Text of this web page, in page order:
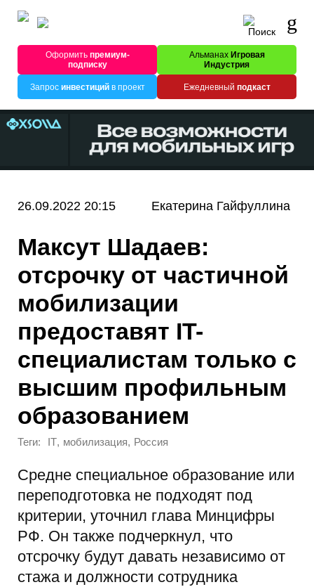
Оформитьпремиум-
подписку
Альманах Игровая
Индустрия
Запрос инвестицийв проект Ежедневный подкаст
26.09.2022 20:15 Екатерина Гайфуллина
Максут Шадаев:
отсрочку от частичной
мобилизации
предоставят IT-
специалистам только с
высшим профильным
образованием
Теги: IT, мобилизация, Россия
Средне специальное образование или
переподготовка не подходят под
критерии, уточнил глава Минцифры
РФ. Он также подчеркнул, что
отсрочку будут давать независимо от
стажа и должности сотрудника